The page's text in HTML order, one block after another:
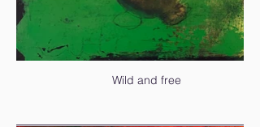
Wild and free